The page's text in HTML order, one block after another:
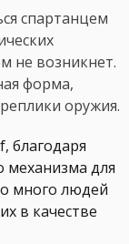
спартанцем
не возникнет.
форма,
оружия.
благодаря
механизма для
много людей
в качестве